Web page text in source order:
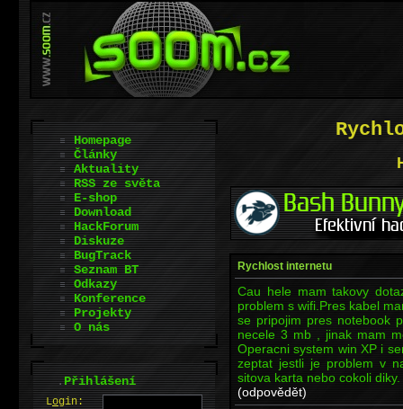
Rychlost internetu
Cau hele mam takovy
problem s wifi.Pres kabel
se pripojim pres notebook
necele 3 mb , jinak mam
Operacni system win XP i
zeptat jestli je problem v
sitova karta nebo cokoli diky.
(odpovědět)
Homepage
Články
Aktuality
RSS ze světa
E-shop
Download
HackForum
Diskuze
BugTrack
Seznam BT
Odkazy
Konference
Projekty
O nás
.Přihlášení
Login: